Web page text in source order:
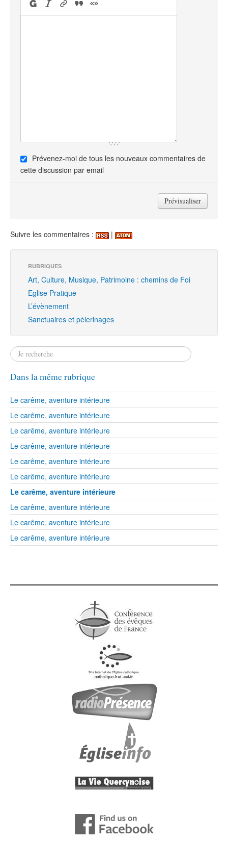
Prévenez-moi de tous les nouveaux commentaires de
cette discussion par email
Suivre les commentaires : |
RUBRIQUES
Art, Culture, Musique, Patrimoine : chemins de Foi
Eglise Pratique
L’évènement
Sanctuaires et pèlerinages
Dans la même rubrique
Le carême, aventure intérieure
Le carême, aventure intérieure
Le carême, aventure intérieure
Le carême, aventure intérieure
Le carême, aventure intérieure
Le carême, aventure intérieure
Le carême, aventure intérieure
Le carême, aventure intérieure
Le carême, aventure intérieure
Le carême, aventure intérieure